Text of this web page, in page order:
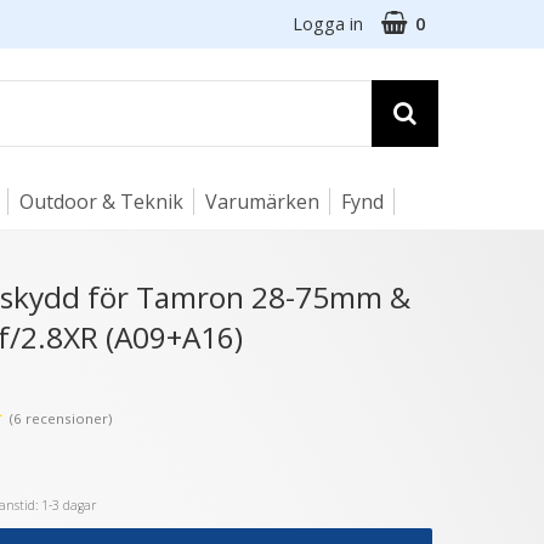
Logga in 0
Outdoor & Teknik Varumärken Fynd
för Tamron 28-75mm &
(A09+A16)
(6 recensioner)
1-3 dagar